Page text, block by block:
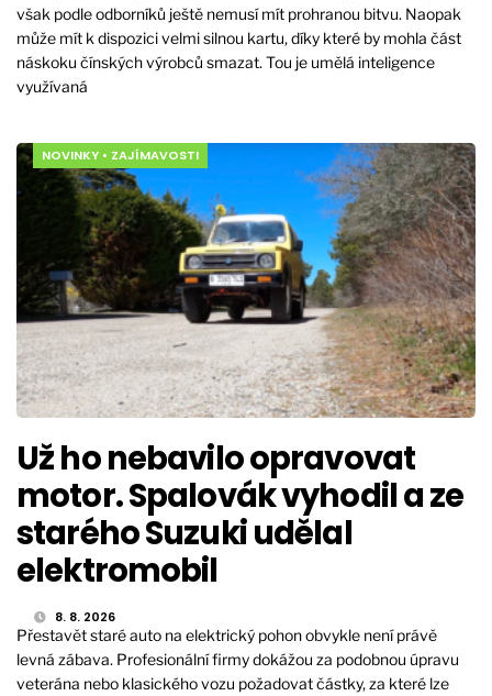
však podle odborníků ještě nemusí mít prohranou bitvu. Naopak
může mít k dispozici velmi silnou kartu, díky které by mohla část
náskoku čínských výrobců smazat. Tou je umělá inteligence
využívaná
NOVINKY • ZAJÍMAVOSTI
Už ho nebavilo opravovat
motor. Spalovák vyhodil a ze
starého Suzuki udělal
elektromobil
8. 8. 2026
Přestavět staré auto na elektrický pohon obvykle není právě
levná zábava. Profesionální firmy dokážou za podobnou úpravu
veterána nebo klasického vozu požadovat částky, za které lze